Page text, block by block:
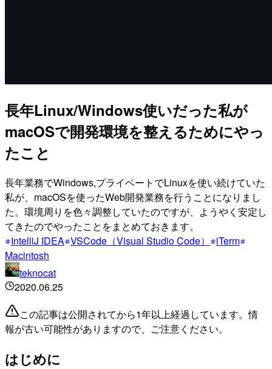
長年Linux/Windows使いだった私が
macOSで開発環境を整えるためにやっ
たこと
長年業務でWindows,プライベートでLinuxを使い続けていた
私が、macOSを使ったWeb開発業務を行うことになりまし
た。環境周りを色々調整していたのですが、ようやく安定し
てきたのでやったことをまとめておきます。
IntelliJ IDEA VSCode（Visual Studio Code）
iTerm
Macintosh
teknocat
2020.06.25
この記事は公開されてから1年以上経過しています。情
報が古い可能性がありますので、ご注意ください。
はじめに